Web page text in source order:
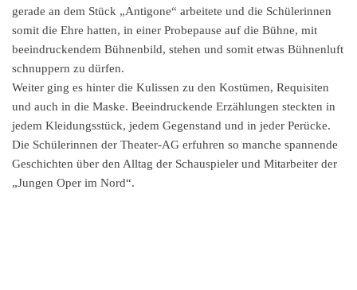
gerade an dem Stück „Antigo­ne“ arbei­te­te und die Schüle­rin­nen
somit die Ehre hatten, in einer Probe­pau­se auf die Bühne, mit
beein­dru­cken­dem Bühnen­bild, stehen und somit etwas Bühnen­luft
schnup­pern zu dürfen.
Weiter ging es hinter die Kulis­sen zu den Kostü­men, Requi­si­ten
und auch in die Maske. Beein­dru­cken­de Erzäh­lun­gen steck­ten in
jedem Kleidungs­stück, jedem Gegen­stand und in jeder Perücke.
Die Schüle­rin­nen der Theater-AG erfuh­ren so manche spannen­de
Geschich­ten über den Alltag der Schau­spie­ler und Mitar­bei­ter der
„Jungen Oper im Nord“.